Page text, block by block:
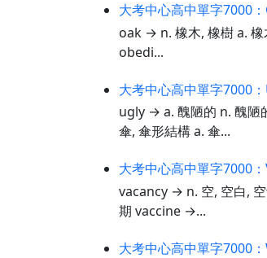
大考中心高中單字7000
oak → n. 橡木, 橡樹 a.
obedi...
大考中心高中單字7000
ugly → a. 醜陋的 n. 醜陋
傘, 傘形結構 a. 傘...
大考中心高中單字7000
vacancy → n. 空, 空白,
期 vaccine →...
大考中心高中單字7000